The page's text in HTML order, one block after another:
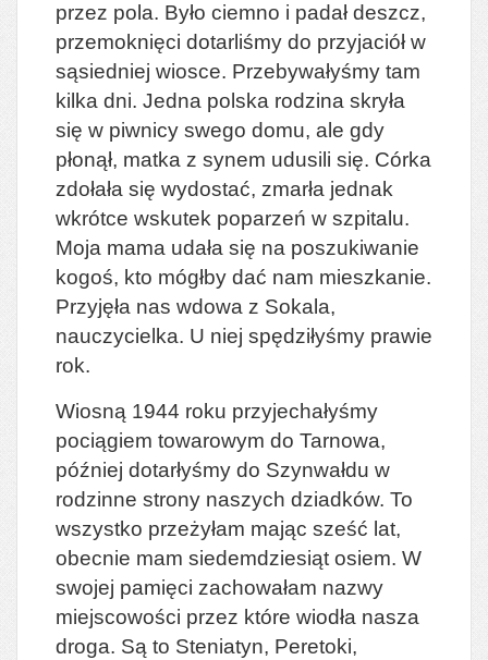
przez pola. Było ciemno i padał deszcz,
przemoknięci dotarliśmy do przyjaciół w
sąsiedniej wiosce. Przebywałyśmy tam
kilka dni. Jedna polska rodzina skryła
się w piwnicy swego domu, ale gdy
płonął, matka z synem udusili się. Córka
zdołała się wydostać, zmarła jednak
wkrótce wskutek poparzeń w szpitalu.
Moja mama udała się na poszukiwanie
kogoś, kto mógłby dać nam mieszkanie.
Przyjęła nas wdowa z Sokala,
nauczycielka. U niej spędziłyśmy prawie
rok.
Wiosną 1944 roku przyjechałyśmy
pociągiem towarowym do Tarnowa,
później dotarłyśmy do Szynwałdu w
rodzinne strony naszych dziadków. To
wszystko przeżyłam mając sześć lat,
obecnie mam siedemdziesiąt osiem. W
swojej pamięci zachowałam nazwy
miejscowości przez które wiodła nasza
droga. Są to Steniatyn, Peretoki,